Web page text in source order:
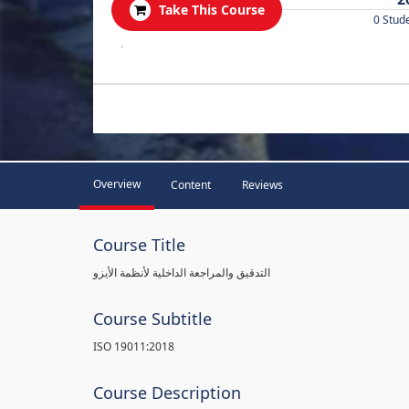
Take This Course
0
.
Overview Content Reviews
Course Title
التدقيق والمراجعة الداخلية لأنظمة الأيزو
Course Subtitle
ISO 19011:2018
Course Description